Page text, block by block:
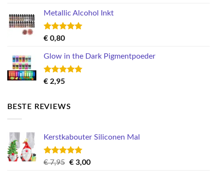
Metallic Alcohol Inkt
Gewaardeerd
€ 0,80
Glow in the Dark Pigmentpoeder
Gewaardeerd
€ 2,95
BESTE REVIEWS
Kerstkabouter Siliconen Mal
Gewaardeerd
€7,95 Oorspronkelijke
€3,00Huidige